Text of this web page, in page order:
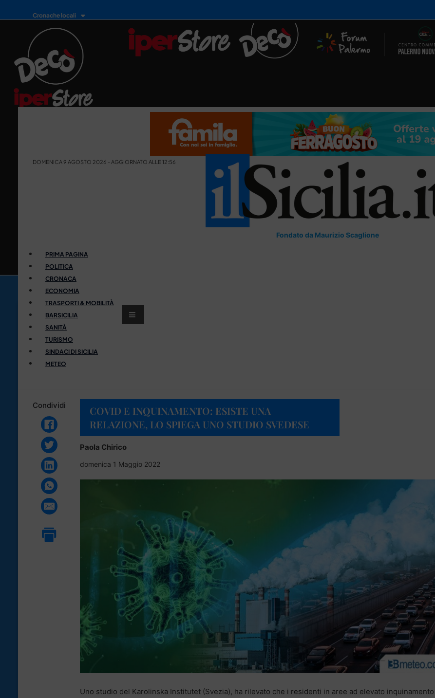
Cronache locali
DOMENICA 9 AGOSTO 2026 - AGGIORNATO ALLE 12:56
Fondato da Maurizio Scaglione
PRIMA PAGINA
POLITICA
CRONACA
ECONOMIA
TRASPORTI & MOBILITÀ
BARSICILIA
SANITÀ
TURISMO
SINDACI DI SICILIA
METEO
Condividi
COVID E INQUINAMENTO: ESISTE UNA
RELAZIONE, LO SPIEGA UNO STUDIO SVEDESE
Paola Chirico
domenica 1 Maggio 2022
Uno studio del Karolinska Institutet (Svezia), ha rilevato che i residenti in aree ad elevato inquinamento